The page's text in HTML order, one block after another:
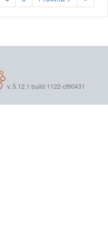
v. 5.12.1 build 1122-cf90431